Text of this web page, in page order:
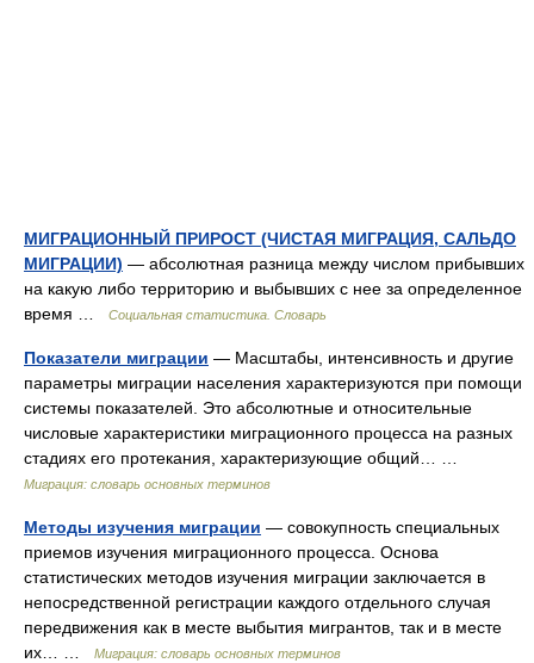
МИГРАЦИОННЫЙ ПРИРОСТ (ЧИСТАЯ МИГРАЦИЯ, САЛЬДО
МИГРАЦИИ) — абсолютная разница между числом прибывших
на какую либо территорию и выбывших с нее за определенное
время …
Социальная статистика. Словарь
Показатели миграции — Масштабы, интенсивность и другие
параметры миграции населения характеризуются при помощи
системы показателей. Это абсолютные и относительные
числовые характеристики миграционного процесса на разных
стадиях его протекания, характеризующие общий… …
Миграция: словарь основных терминов
Методы изучения миграции — совокупность специальных
приемов изучения миграционного процесса. Основа
статистических методов изучения миграции заключается в
непосредственной регистрации каждого отдельного случая
передвижения как в месте выбытия мигрантов, так и в месте
их… …
Миграция: словарь основных терминов